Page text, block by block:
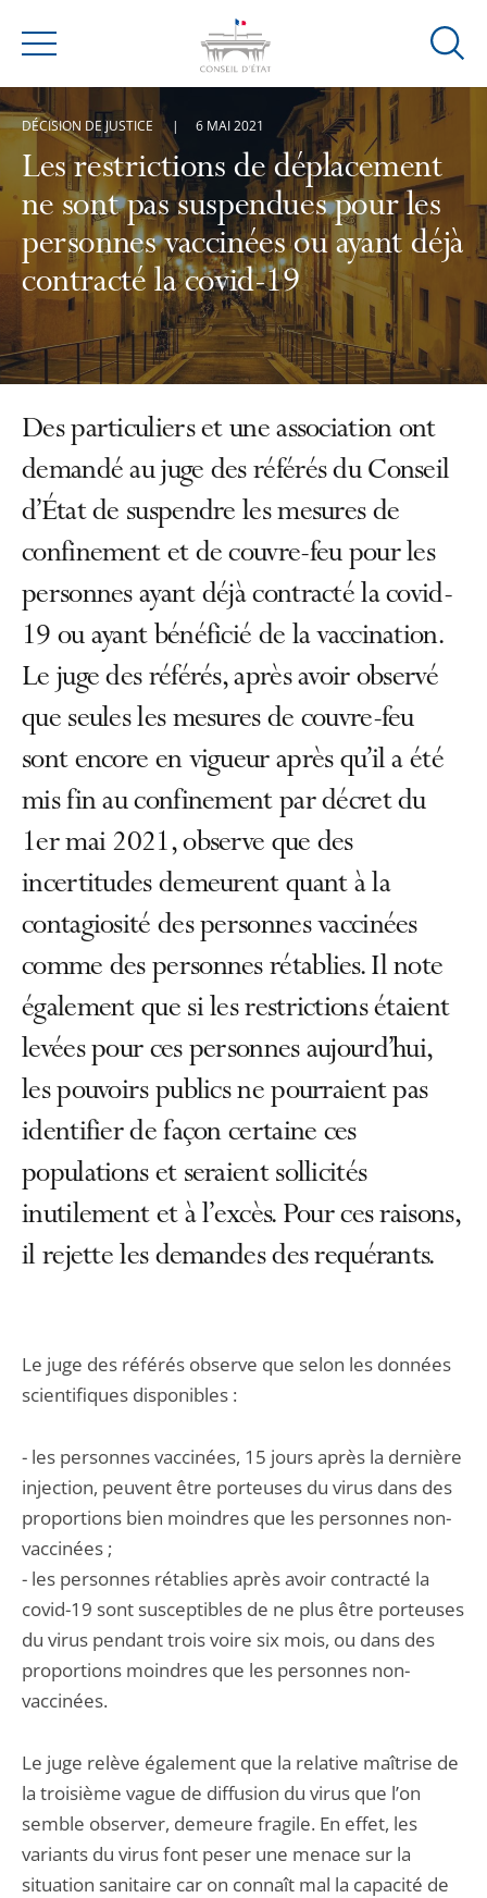
Menu
Ouvrir
de
Les restrictions de déplacement
ne sont pas suspendues pour les
personnes vaccinées ou ayant déjà
contracté la covid-19
DÉCISION DE JUSTICE 6 MAI 2021
Des particuliers et une association ont
demandé au juge des référés du Conseil
d’État de suspendre les mesures de
confinement et de couvre-feu pour les
personnes ayant déjà contracté la covid-
19 ou ayant bénéficié de la vaccination.
Le juge des référés, après avoir observé
que seules les mesures de couvre-feu
sont encore en vigueur après qu’il a été
mis fin au confinement par décret du
1er mai 2021, observe que des
incertitudes demeurent quant à la
contagiosité des personnes vaccinées
comme des personnes rétablies. Il note
également que si les restrictions étaient
levées pour ces personnes aujourd’hui,
les pouvoirs publics ne pourraient pas
identifier de façon certaine ces
populations et seraient sollicités
inutilement et à l’excès. Pour ces raisons,
il rejette les demandes des requérants.
Le juge des référés observe que selon les données
scientifiques disponibles :
- les personnes vaccinées, 15 jours après la dernière
injection, peuvent être porteuses du virus dans des
proportions bien moindres que les personnes non-
vaccinées ;
- les personnes rétablies après avoir contracté la
covid-19 sont susceptibles de ne plus être porteuses
du virus pendant trois voire six mois, ou dans des
proportions moindres que les personnes non-
vaccinées.
Le juge relève également que la relative maîtrise de
la troisième vague de diffusion du virus que l’on
semble observer, demeure fragile. En effet, les
variants du virus font peser une menace sur la
situation sanitaire car on connaît mal la capacité de